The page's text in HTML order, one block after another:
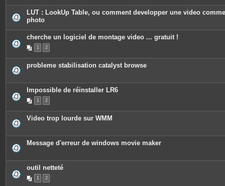
LUT : LookUp Table, ou comment developper une video
photo
cherche un logiciel de montage video ... gratuit !
1 2
probleme stabilisation catalyst browse
Impossible de réinstaller LR6
1 2
Video trop lourde sur WMM
Message d'erreur de windows movie maker
outil netteté
1 2